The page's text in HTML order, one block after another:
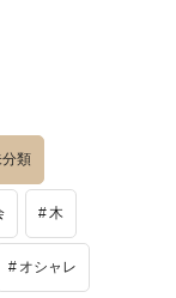
類
木
オシャレ